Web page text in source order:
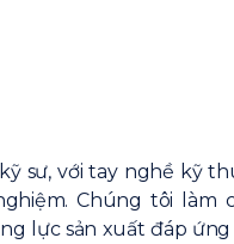
sư, với tay nghề kỹ
Chúng tôi làm
lực sản xuất đáp ứng